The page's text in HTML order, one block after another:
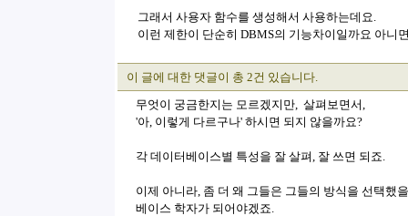
그래서 사용자 함수를 생성해서 사용하는데요.
이런 제한이 단순히 DBMS의 기능차이일까요 아니
이 글에 대한 댓글이 총 2건 있습니다.
무엇이 궁금한지는 모르겠지만, 살펴보면서,
'아, 이렇게 다르구나' 하시면 되지 않을까요?
각 데이터베이스별 특성을 잘 살펴, 잘 쓰면 되죠.
이제 아니라, 좀 더 왜 그들은 그들의 방식을 선택했
베이스 학자가 되어야겠죠.